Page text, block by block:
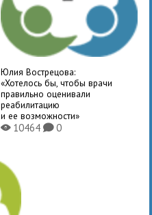
Юлия Вострецова:
«Хотелось бы, чтобы врачи
правильно оценивали
реабилитацию
и ее возможности»
X10464 K0